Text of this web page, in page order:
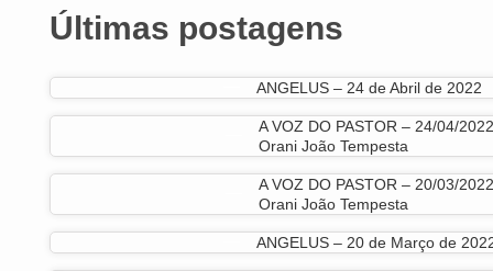
Últimas postagens
ANGELUS – 24 de Abril de 2022
A VOZ DO PASTOR – 24/04/
Orani João Tempesta
A VOZ DO PASTOR – 20/03/
Orani João Tempesta
ANGELUS – 20 de Março de